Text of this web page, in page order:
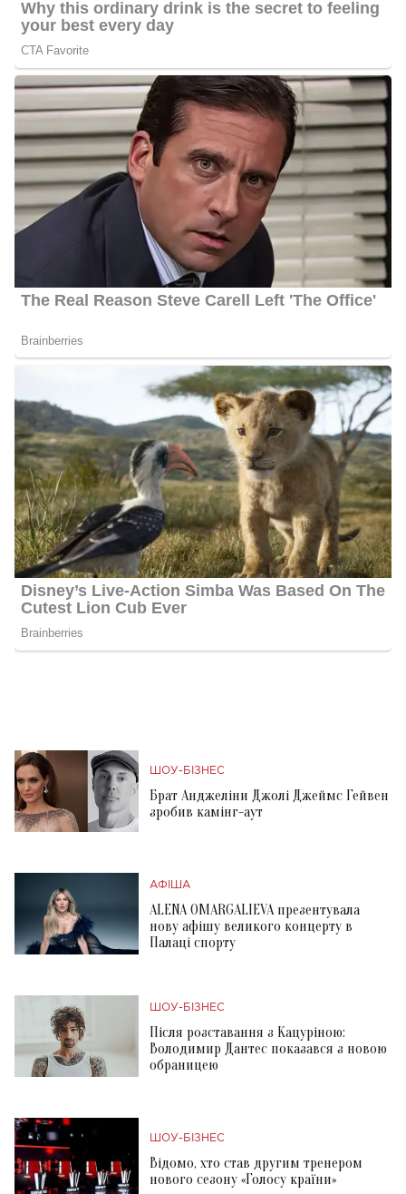
ШОУ-БІЗНЕС
Брат Анджеліни Джолі Джеймс Гейвен
зробив камінг-аут
АФІША
ALENA OMARGALIEVA презентувала
нову афішу великого концерту в
Палаці спорту
ШОУ-БІЗНЕС
Після розставання з Кацуріною:
Володимир Дантес показався з новою
обраницею
ШОУ-БІЗНЕС
Відомо, хто став другим тренером
нового сезону «Голосу країни»